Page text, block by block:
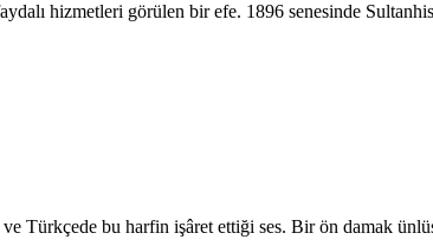
hizmetleri görülen bir efe. 1896 senesinde
Türkçede bu harfin işâret ettiği ses. Bir ön damak